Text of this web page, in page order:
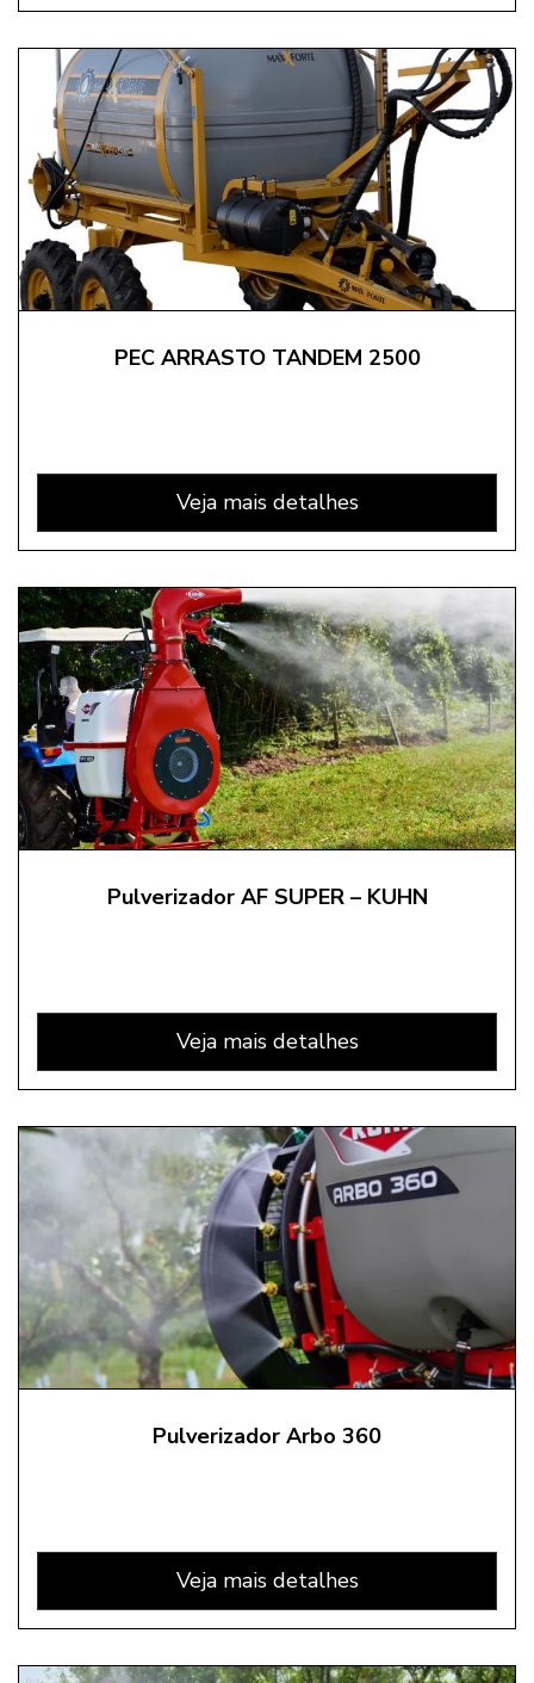
PEC ARRASTO TANDEM 2500
Veja mais detalhes
Pulverizador AF SUPER – KUHN
Veja mais detalhes
Pulverizador Arbo 360
Veja mais detalhes